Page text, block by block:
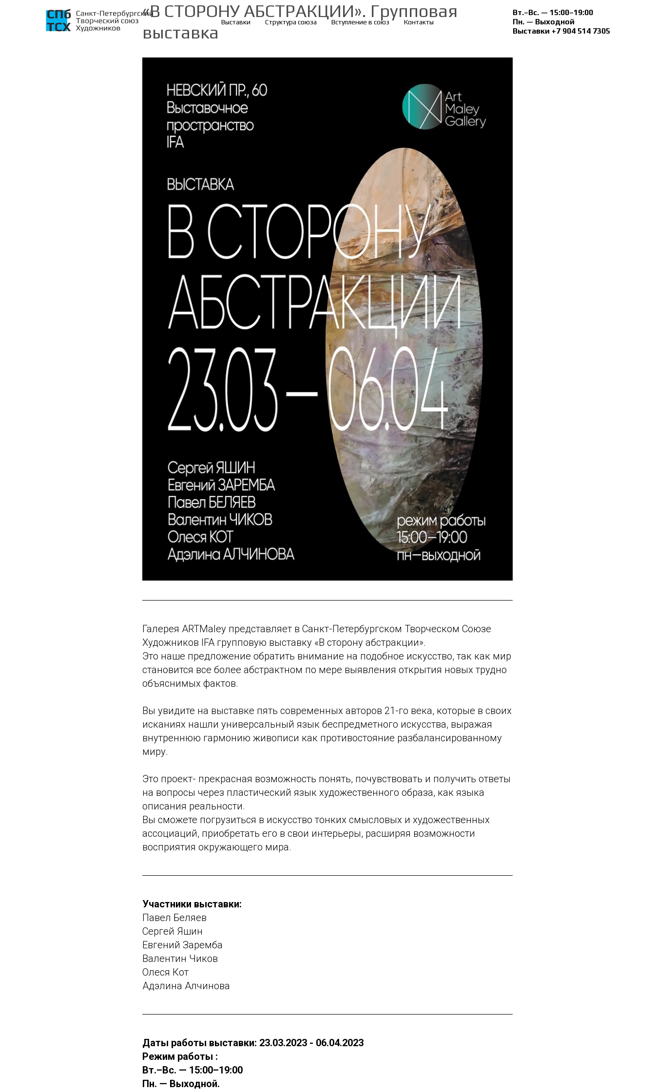
Выставки Структура союза Вступление в союз Контакты
Вт.–Вс. — 15:00–19:00
Пн. — Выходной
Выставки +7 904 514 7305
«В СТОРОНУ АБСТРАКЦИИ». Групповая
выставка
Галерея ARTMaley представляет в Санкт-Петербургском Творческом Союзе
Художников IFA групповую выставку «В сторону абстракции».
Это наше предложение обратить внимание на подобное искусство, так как мир
становится все более абстрактном по мере выявления открытия новых трудно
объяснимых фактов.
Вы увидите на выставке пять современных авторов 21-го века, которые в своих
исканиях нашли универсальный язык беспредметного искусства, выражая
внутреннюю гармонию живописи как противостояние разбалансированному
миру.
Это проект- прекрасная возможность понять, почувствовать и получить ответы
на вопросы через пластический язык художественного образа, как языка
описания реальности.
Вы сможете погрузиться в искусство тонких смысловых и художественных
ассоциаций, приобретать его в свои интерьеры, расширяя возможности
восприятия окружающего мира.
Участники выставки:
Павел Беляев
Сергей Яшин
Евгений Заремба
Валентин Чиков
Олеся Кот
Адэлина Алчинова
Даты работы выставки: 23.03.2023 - 06.04.2023
Режим работы :
Вт.–Вс. — 15:00–19:00
Пн. — Выходной.